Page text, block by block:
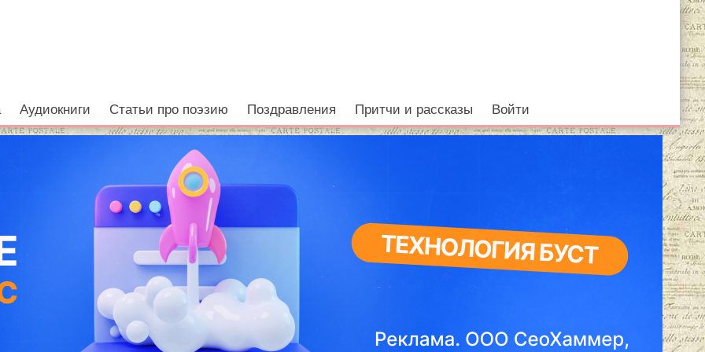
Аудиокниги Статьи про поэзию Поздравления Притчи и рассказы Войти